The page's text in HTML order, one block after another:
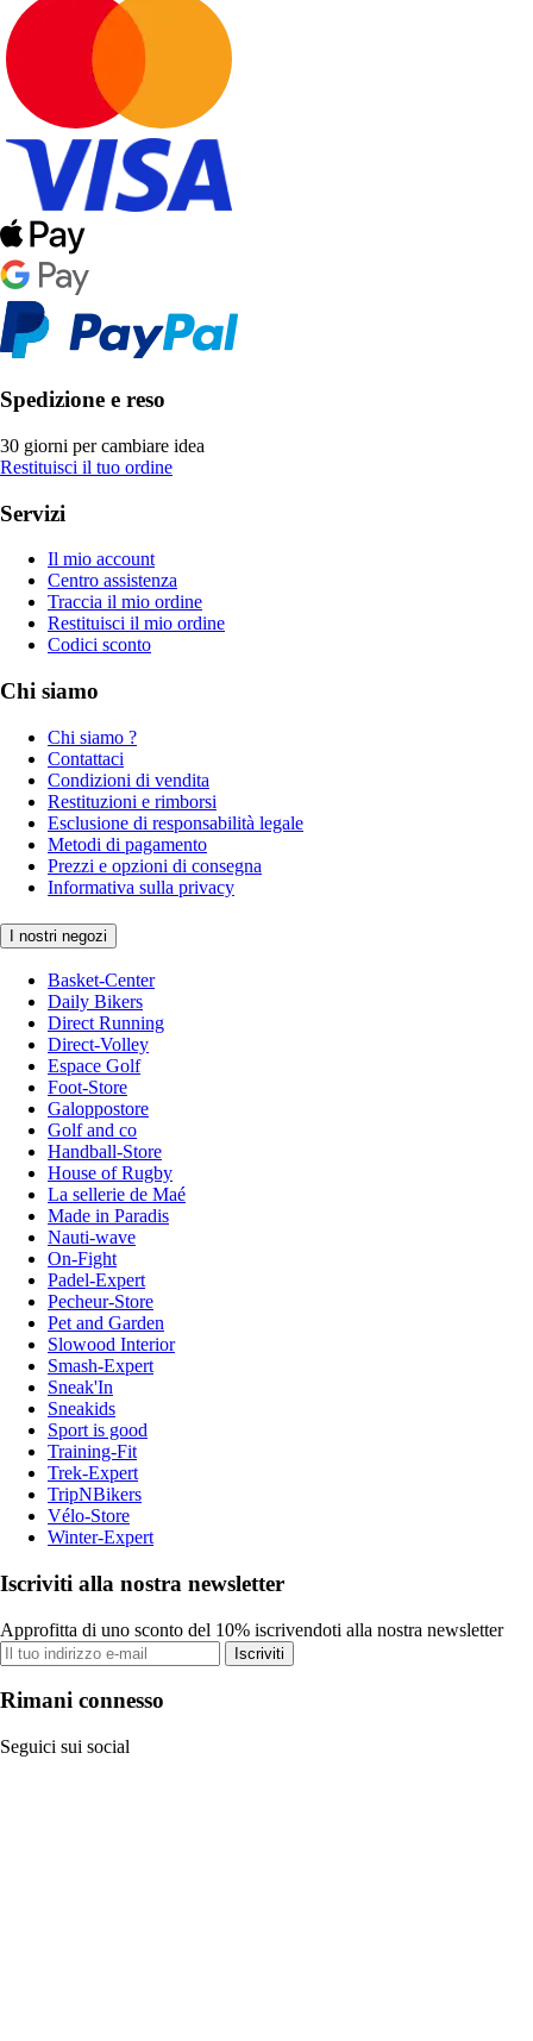
Spedizione e reso
30 giorni per cambiare idea
Restituisci il tuo ordine
Servizi
Il mio account
Centro assistenza
Traccia il mio ordine
Restituisci il mio ordine
Codici sconto
Chi siamo
Chi siamo ?
Contattaci
Condizioni di vendita
Restituzioni e rimborsi
Esclusione di responsabilità legale
Metodi di pagamento
Prezzi e opzioni di consegna
Informativa sulla privacy
I nostri negozi
Basket-Center
Daily Bikers
Direct Running
Direct-Volley
Espace Golf
Foot-Store
Galoppostore
Golf and co
Handball-Store
House of Rugby
La sellerie de Maé
Made in Paradis
Nauti-wave
On-Fight
Padel-Expert
Pecheur-Store
Pet and Garden
Slowood Interior
Smash-Expert
Sneak'In
Sneakids
Sport is good
Training-Fit
Trek-Expert
TripNBikers
Vélo-Store
Winter-Expert
Iscriviti alla nostra newsletter
Approfitta di uno sconto del 10% iscrivendoti alla nostra newsletter
Iscriviti
Rimani connesso
Seguici sui social